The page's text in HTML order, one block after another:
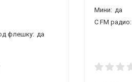
флешку: да
Мини: да
С FM радио: